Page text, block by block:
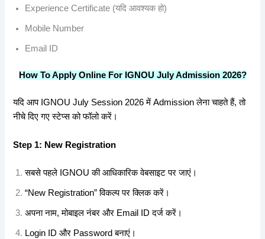
Experience Certificate (यदि आवश्यक हो)
Mobile Number
Email ID
How To Apply Online For IGNOU July Admission 2026?
यदि आप IGNOU July Session 2026 में Admission लेना चाहते हैं, तो
नीचे दिए गए स्टेप्स को फॉलो करें।
Step 1: New Registration
सबसे पहले IGNOU की आधिकारिक वेबसाइट पर जाएं।
“New Registration” विकल्प पर क्लिक करें।
अपना नाम, मोबाइल नंबर और Email ID दर्ज करें।
Login ID और Password बनाएं।